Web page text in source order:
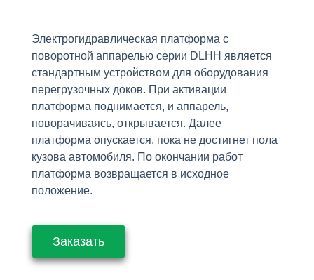
Электрогидравлическая платформа с
поворотной аппарелью серии DLHH является
стандартным устройством для оборудования
перегрузочных доков. При активации
платформа поднимается, и аппарель,
поворачиваясь, открывается. Далее
платформа опускается, пока не достигнет пола
кузова автомобиля. По окончании работ
платформа возвращается в исходное
положение.
Заказать